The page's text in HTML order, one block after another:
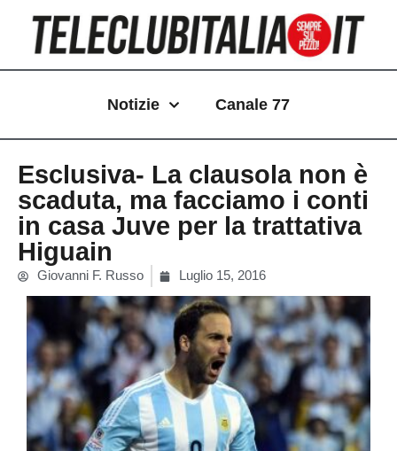
contenuto
Notizie Canale 77
Esclusiva- La clausola non è
scaduta, ma facciamo i conti
in casa Juve per la trattativa
Higuain
Giovanni F. Russo Luglio 15, 2016